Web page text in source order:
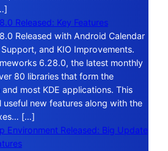
Released: Key Features
Released with Android Calendar
and KIO Improvements.
6.28.0, the latest monthly
80 libraries that form the
most KDE applications. This
useful new features along with the
[…]
Environment Released: Big Update